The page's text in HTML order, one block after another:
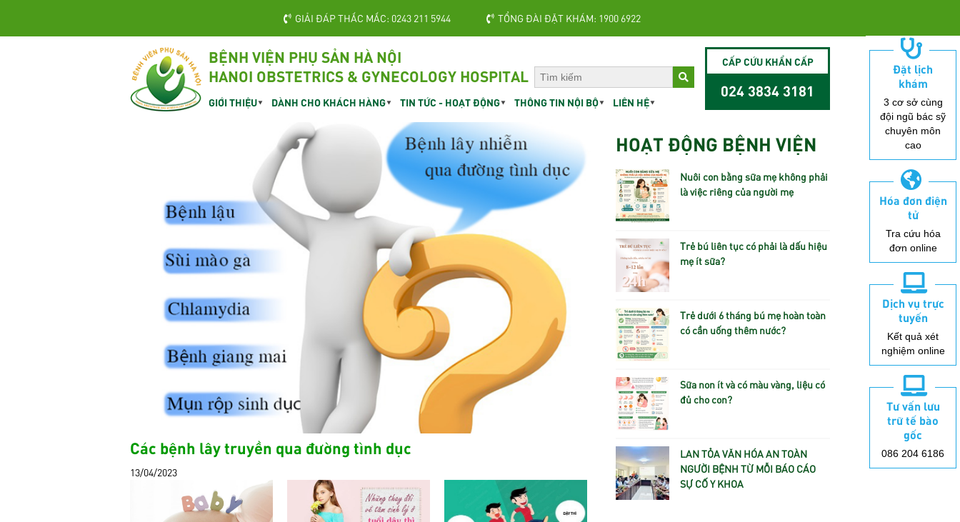
GIẢI ĐÁP THẮC MẮC: 0243 211 5944 TỔNG ĐÀI ĐẶT KHÁM: 1900 6922
BỆNH VIỆN PHỤ SẢN HÀ NỘI
HANOI OBSTETRICS & GYNECOLOGY HOSPITAL
GIỚI THIỆU DÀNH CHO KHÁCH HÀNG TIN TỨC - HOẠT ĐỘNG THÔNG TIN NỘI BỘ LIÊN HỆ
CẤP CỨU KHẨN CẤP
024 3834 3181
Các bệnh lây truyền qua đường tình dục
13/04/2023
HOẠT ĐỘNG BỆNH VIỆN
Nuôi con bằng sữa mẹ không phải
là việc riêng của người mẹ
Trẻ bú liên tục có phải là dấu hiệu
mẹ ít sữa?
Trẻ dưới 6 tháng bú mẹ hoàn toàn
có cần uống thêm nước?
Sữa non ít và có màu vàng, liệu có
đủ cho con?
LAN TỎA VĂN HÓA AN TOÀN
NGƯỜI BỆNH TỪ MỖI BÁO CÁO
SỰ CỐ Y KHOA
Đặt lịch
khám
3 cơ sở cùng
đội ngũ bác sỹ
chuyên môn
cao
Hóa đơn điện
tử
Tra cứu hóa
đơn online
Dịch vụ trực
tuyến
Kết quả xét
nghiệm online
Tư vấn lưu
trữ tế bào
gốc
086 204 6186